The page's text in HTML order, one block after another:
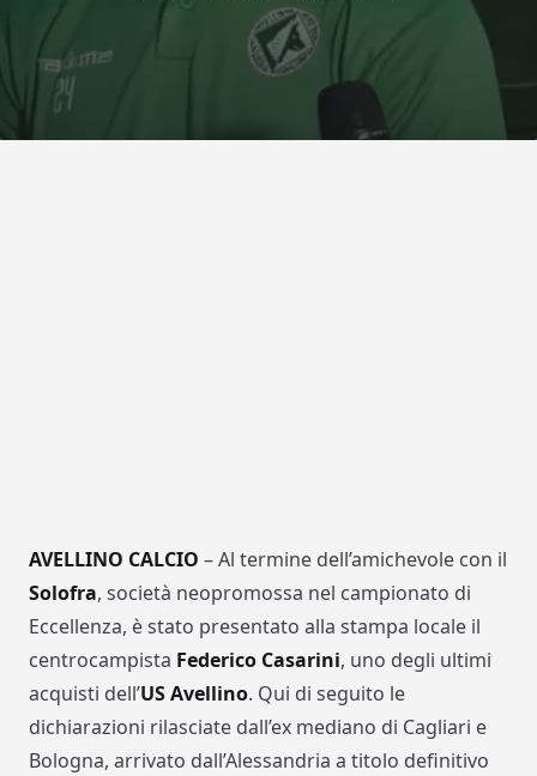
AVELLINO CALCIO – Al termine dell’amichevole con il
Solofra, società neopromossa nel campionato di
Eccellenza, è stato presentato alla stampa locale il
centrocampista Federico Casarini, uno degli ultimi
acquisti dell’US Avellino. Qui di seguito le
dichiarazioni rilasciate dall’ex mediano di Cagliari e
Bologna, arrivato dall’Alessandria a titolo definitivo